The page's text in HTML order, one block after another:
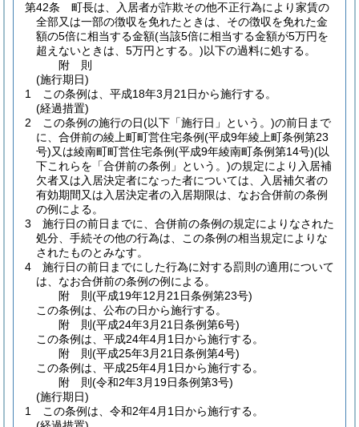
第42条
町長は、入居者が詐欺その他不正行為により家賃の
全部又は一部の徴収を免れたときは、その徴収を免れた金
額の5倍に相当する金額(当該5倍に相当する金額が5万円を
超えないときは、5万円とする。)以下の過料に処する。
附 則
(施行期日)
1
この条例は、平成18年3月21日から施行する。
(経過措置)
2
この条例の施行の日(以下「施行日」という。)の前日まで
に、合併前の綾上町町営住宅条例(平成9年綾上町条例第23
号)又は綾南町町営住宅条例(平成9年綾南町条例第14号)(以
下これらを「合併前の条例」という。)の規定により入居補
欠者又は入居決定者になった者については、入居補欠者の
有効期間又は入居決定者の入居期限は、なお合併前の条例
の例による。
3
施行日の前日までに、合併前の条例の規定によりなされた
処分、手続その他の行為は、この条例の相当規定によりな
されたものとみなす。
4
施行日の前日までにした行為に対する罰則の適用について
は、なお合併前の条例の例による。
附 則(平成19年12月21日条例第23号)
この条例は、公布の日から施行する。
附 則(平成24年3月21日条例第6号)
この条例は、平成24年4月1日から施行する。
附 則(平成25年3月21日条例第4号)
この条例は、平成25年4月1日から施行する。
附 則(令和2年3月19日条例第3号)
(施行期日)
1
この条例は、令和2年4月1日から施行する。